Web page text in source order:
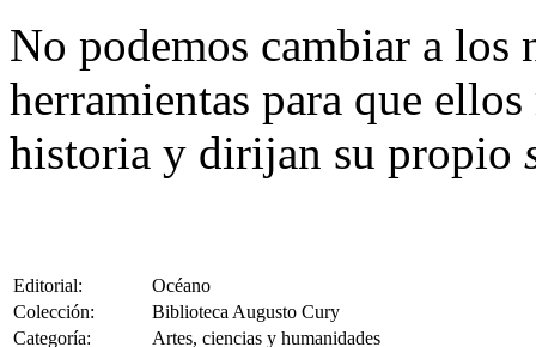
No podemos cambiar a los
herramientas para que
historia y dirijan su propio
Editorial:
Océano
Colección:
Biblioteca Augusto Cury
Categoría:
Artes, ciencias y humanidades